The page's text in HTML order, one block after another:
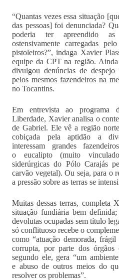
“Quantas vezes essa situação
das pessoas] foi denunciada?
poderia ter apreendido
ostensivamente carregadas
pistoleiros?”, indaga Xavier
equipe da CPT na região.
divulgou denúncias de despejo
pelos mesmos fazendeiros na
no Tocantins.
Em entrevista ao programa
Liberdade, Xavier analisa o
de Gabriel. Ele vê a região
cobiçada pela aptidão a
interessam grandes
o eucalipto (muito
siderúrgicas do Pólo Carajás
carvão vegetal). Ou seja, para o
a pressão sobre as terras se
Muitas dessas terras, completa
situação fundiária bem
devolutas ocupadas sem título
só conflituoso recebe o
como “atuação demorada,
corrupta, por parte dos órgãos
segundo ele, gera “um
e abuso de outros meios do
resolver os problemas”.